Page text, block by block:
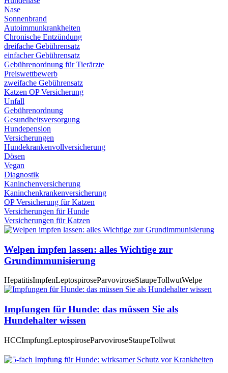
Nase
Sonnenbrand
Autoimmunkrankheiten
Chronische Entzündung
dreifache Gebührensatz
einfacher Gebührensatz
Gebührenordnung für Tierärzte
Preiswettbewerb
zweifache Gebührensatz
Katzen OP Versicherung
Unfall
Gebührenordnung
Gesundheitsversorgung
Hundepension
Versicherungen
Hundekrankenvollversicherung
Dösen
Vegan
Diagnostik
Kaninchenversicherung
Kaninchenkrankenversicherung
OP Versicherung für Katzen
Versicherungen für Hunde
Versicherungen für Katzen
Welpen impfen lassen: alles Wichtige zur
Grundimmunisierung
HepatitisImpfenLeptospiroseParvoviroseStaupeTollwutWelpe
Impfungen für Hunde: das müssen Sie als
Hundehalter wissen
HCCImpfungLeptospiroseParvoviroseStaupeTollwut